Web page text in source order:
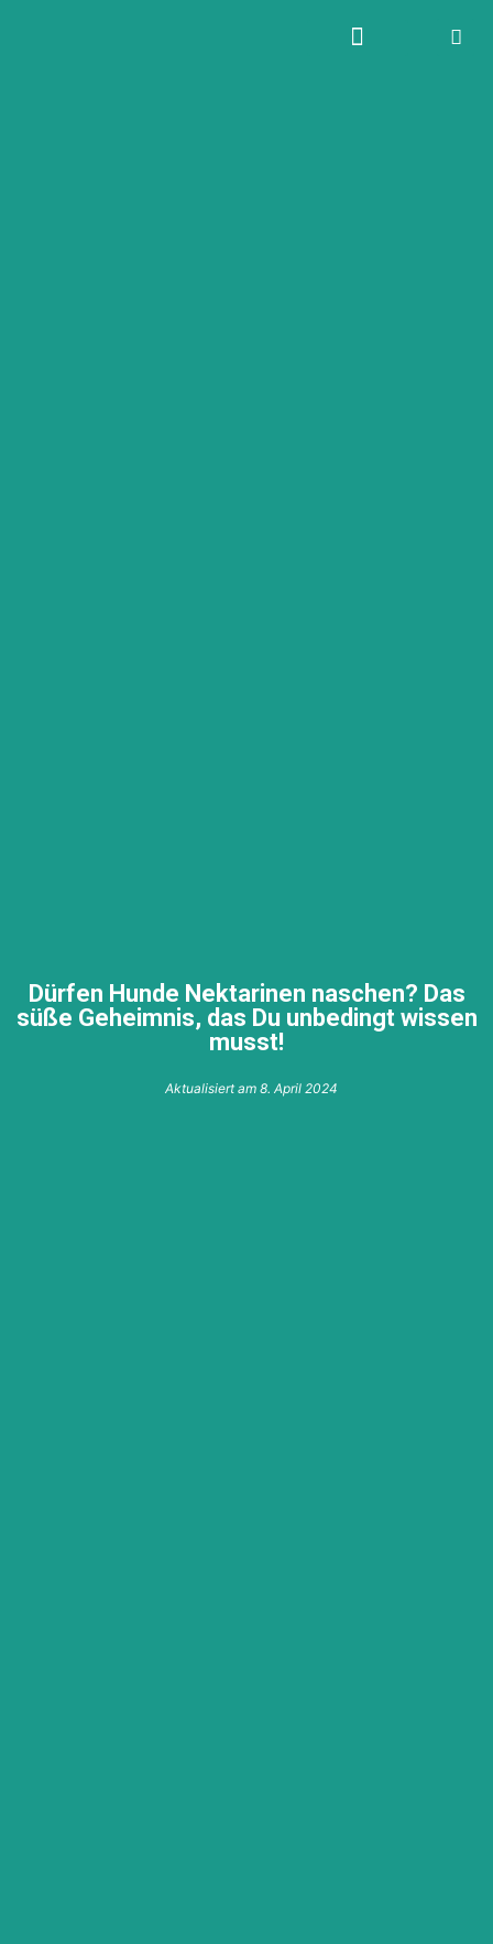
Dürfen Hunde Nektarinen naschen? Das
süße Geheimnis, das Du unbedingt wissen
musst!
Aktualisiert am 8. April 2024